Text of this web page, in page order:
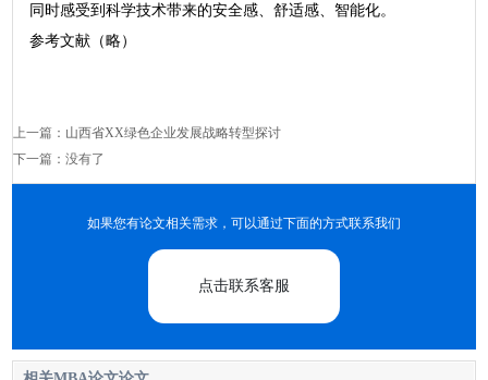
同时感受到科学技术带来的安全感、舒适感、智能化。
参考文献（略）
上一篇： 山西省XX绿色企业发展战略转型探讨
下一篇：没有了
如果您有论文相关需求，可以通过下面的方式联系我们
点击联系客服